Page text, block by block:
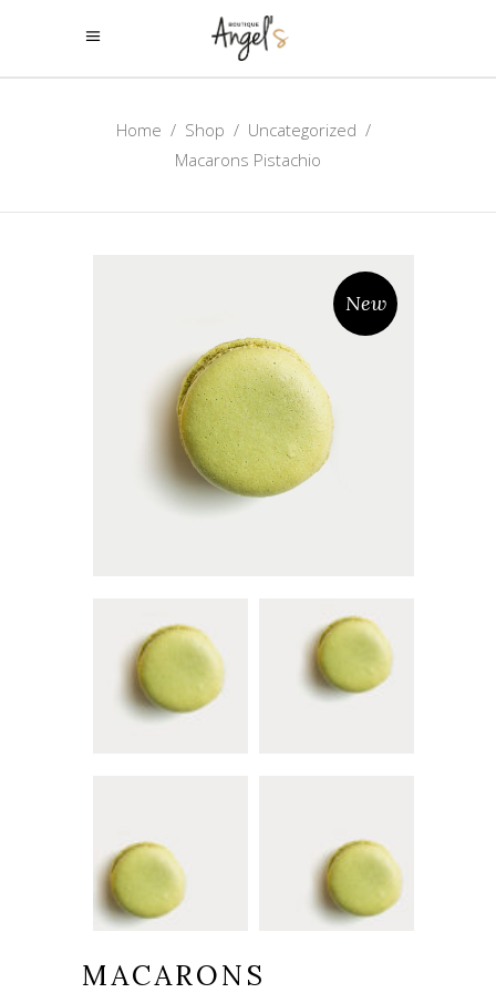
Home / Shop / Uncategorized /
Macarons Pistachio
New
MACARONS